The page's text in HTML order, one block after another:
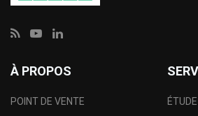
À PROPOS
POINT DE VENTE